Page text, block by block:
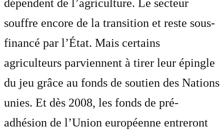
dépendent de l’agriculture. Le secteur
souffre encore de la transition et reste sous-
financé par l’État. Mais certains
agriculteurs parviennent à tirer leur épingle
du jeu grâce au fonds de soutien des Nations
unies. Et dès 2008, les fonds de pré-
adhésion de l’Union européenne entreront